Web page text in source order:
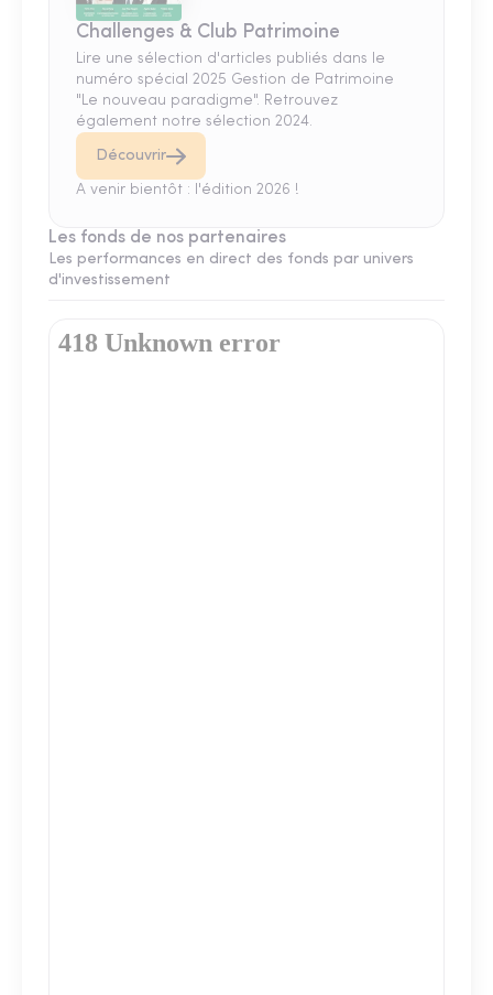
Challenges & Club Patrimoine
Lire une sélection d'articles publiés dans le
numéro spécial 2025 Gestion de Patrimoine
"Le nouveau paradigme". Retrouvez
également notre sélection 2024.
Découvrir
A venir bientôt : l'édition 2026 !
Les fonds de nos partenaires
Les performances en direct des fonds par univers
d'investissement